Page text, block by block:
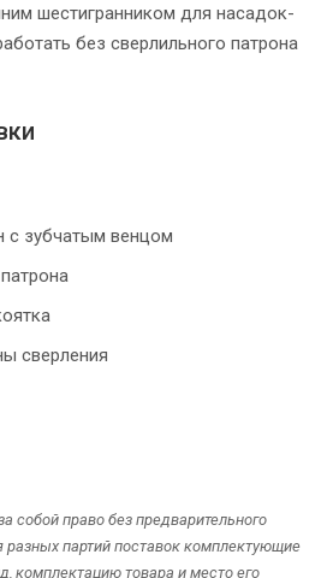
шестигранником для насадок-
без сверлильного патрона
с зубчатым венцом
сверления
собой право без предварительного
партий поставок комплектующие
комплектацию товара и место его